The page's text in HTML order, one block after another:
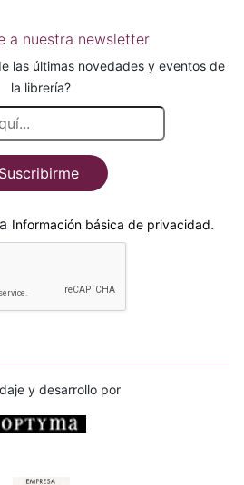
a nuestra newsletter
las últimas novedades y eventos de
la librería?
Suscribirme
la Información básica de privacidad.
y desarrollo por